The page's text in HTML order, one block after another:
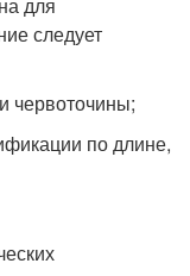
для
следует
червоточины;
по длине,